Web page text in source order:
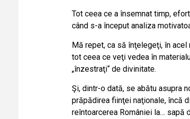
Tot ceea ce a însemnat timp,
când s-a început analiza
Mă repet, ca să înţelegeţi, în
tot ceea ce veţi vedea în
„înzestraţi“ de divinitate.
Şi, dintr-o dată, se abătu asupra
prăpădirea fiinţei naţionale, încă
reîntoarcerea României la… sapă